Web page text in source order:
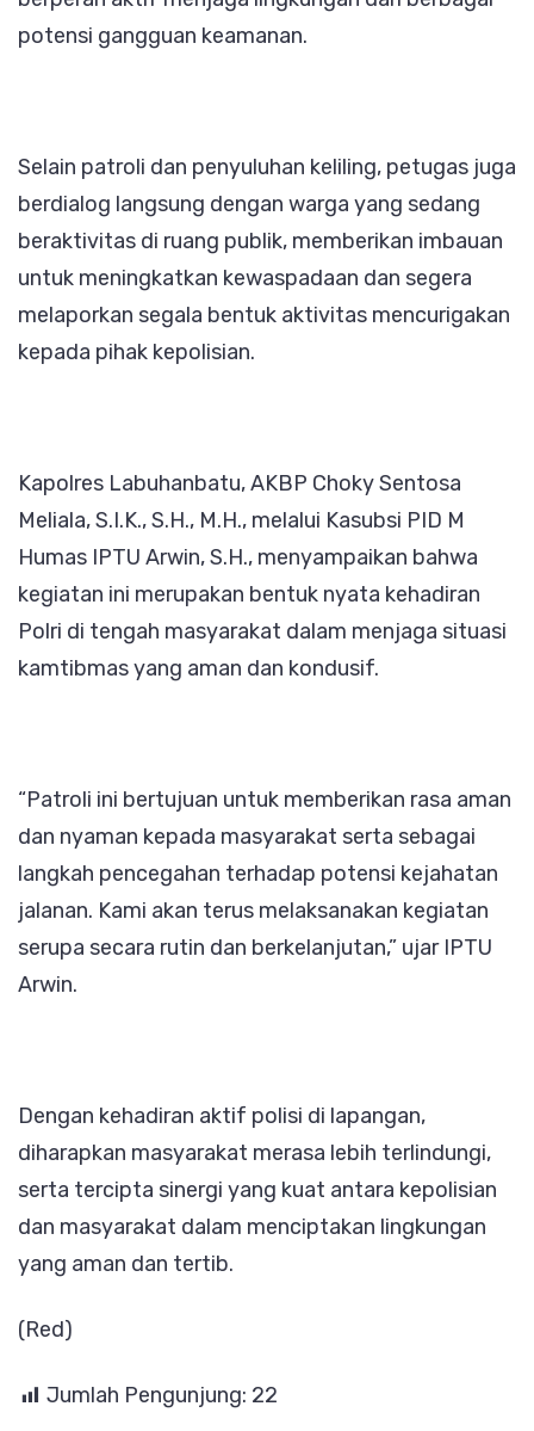
potensi gangguan keamanan.
Selain patroli dan penyuluhan keliling, petugas juga
berdialog langsung dengan warga yang sedang
beraktivitas di ruang publik, memberikan imbauan
untuk meningkatkan kewaspadaan dan segera
melaporkan segala bentuk aktivitas mencurigakan
kepada pihak kepolisian.
Kapolres Labuhanbatu, AKBP Choky Sentosa
Meliala, S.I.K., S.H., M.H., melalui Kasubsi PID M
Humas IPTU Arwin, S.H., menyampaikan bahwa
kegiatan ini merupakan bentuk nyata kehadiran
Polri di tengah masyarakat dalam menjaga situasi
kamtibmas yang aman dan kondusif.
“Patroli ini bertujuan untuk memberikan rasa aman
dan nyaman kepada masyarakat serta sebagai
langkah pencegahan terhadap potensi kejahatan
jalanan. Kami akan terus melaksanakan kegiatan
serupa secara rutin dan berkelanjutan,” ujar IPTU
Arwin.
Dengan kehadiran aktif polisi di lapangan,
diharapkan masyarakat merasa lebih terlindungi,
serta tercipta sinergi yang kuat antara kepolisian
dan masyarakat dalam menciptakan lingkungan
yang aman dan tertib.
(Red)
Jumlah Pengunjung: 22